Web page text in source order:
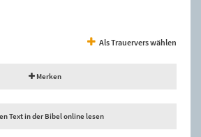
Als Trauervers wählen
Merken
Text in der Bibel online lesen